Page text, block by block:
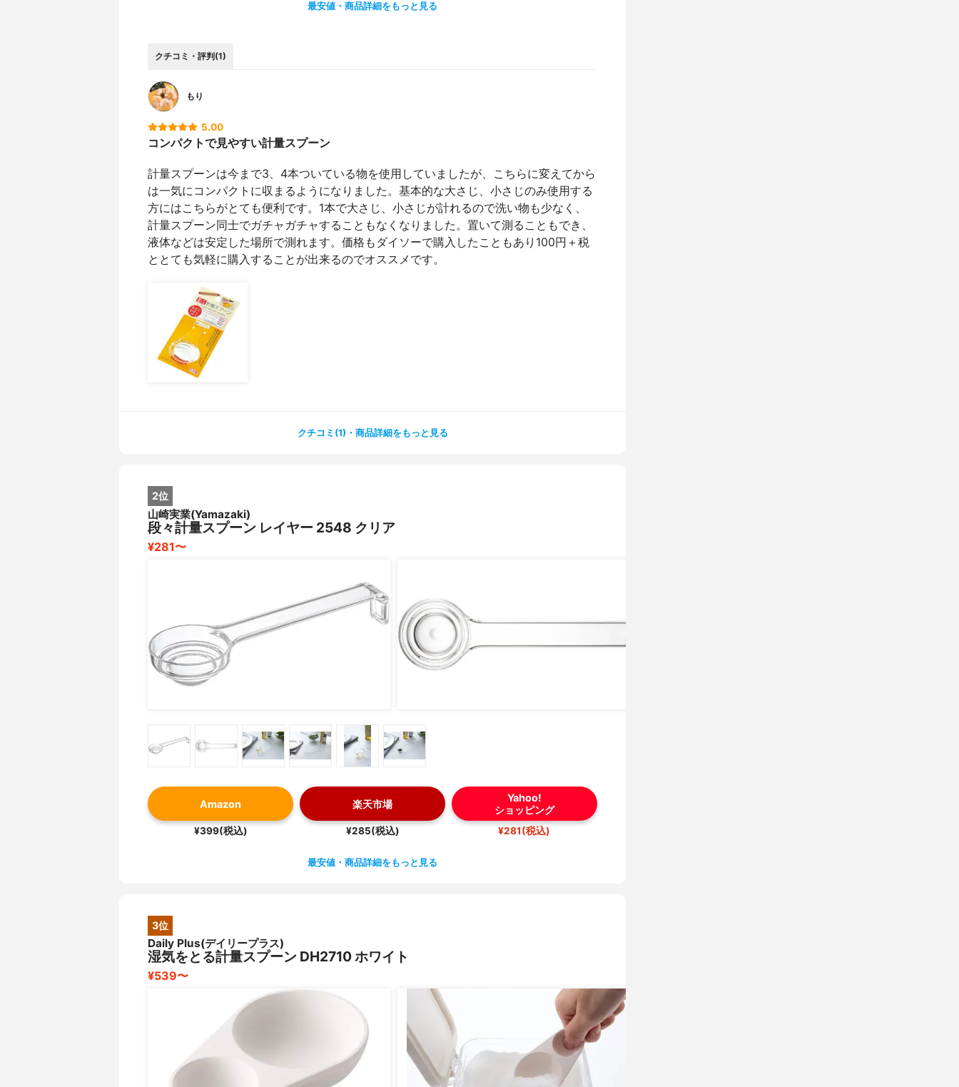
最安値・商品詳細をもっと見る
クチコミ・評判(1)
もり
5.00
コンパクトで見やすい計量スプーン
計量スプーンは今まで3、4本ついている物を使用していましたが、こちらに変えてから
は一気にコンパクトに収まるようになりました。基本的な大さじ、小さじのみ使用する
方にはこちらがとても便利です。1本で大さじ、小さじが計れるので洗い物も少なく、
計量スプーン同士でガチャガチャすることもなくなりました。置いて測ることもでき、
液体などは安定した場所で測れます。価格もダイソーで購入したこともあり100円＋税
ととても気軽に購入することが出来るのでオススメです。
クチコミ(1)・商品詳細をもっと見る
2位
山崎実業(Yamazaki)
段々計量スプーン レイヤー 2548 クリア
¥281〜
Amazon
¥399(税込)
楽天市場
¥285(税込)
Yahoo!
ショッピング
¥281(税込)
最安値・商品詳細をもっと見る
3位
Daily Plus(デイリープラス)
湿気をとる計量スプーン DH2710 ホワイト
¥539〜